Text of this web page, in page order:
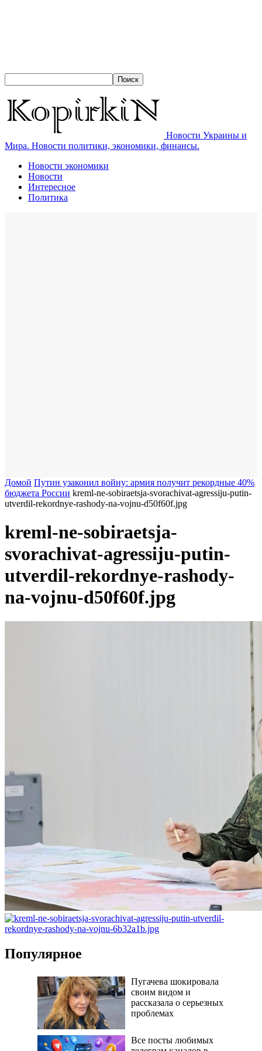
Новости Украины и
Мира. Новости политики, экономики, финансы.
Новости экономики
Новости
Интересное
Политика
Домой Путин узаконил войну: армия получит рекордные 40%
бюджета России kreml-ne-sobiraetsja-svorachivat-agressiju-putin-
utverdil-rekordnye-rashody-na-vojnu-d50f60f.jpg
kreml-ne-sobiraetsja-
svorachivat-agressiju-putin-
utverdil-rekordnye-rashody-
na-vojnu-d50f60f.jpg
Популярное
Пугачева шокировала
своим видом и
рассказала о серьезных
проблемах
Все посты любимых